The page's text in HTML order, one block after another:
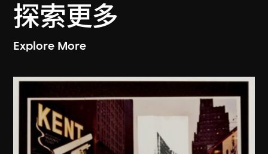
探索更多
Explore More